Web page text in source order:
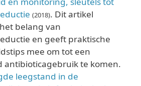
(2018). Dit artikel
belang van
en geeft praktische
mee om tot een
antibioticagebruik te komen.
leegstand in de